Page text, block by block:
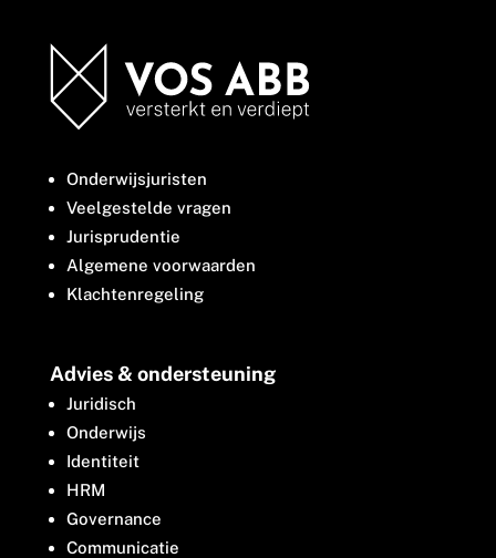
Onderwijsjuristen
Veelgestelde vragen
Jurisprudentie
Algemene voorwaarden
Klachtenregeling
Advies & ondersteuning
Juridisch
Onderwijs
Identiteit
HRM
Governance
Communicatie